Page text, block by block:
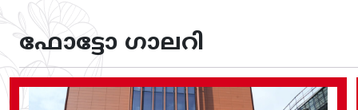
ഫോട്ടോ ഗാലറി